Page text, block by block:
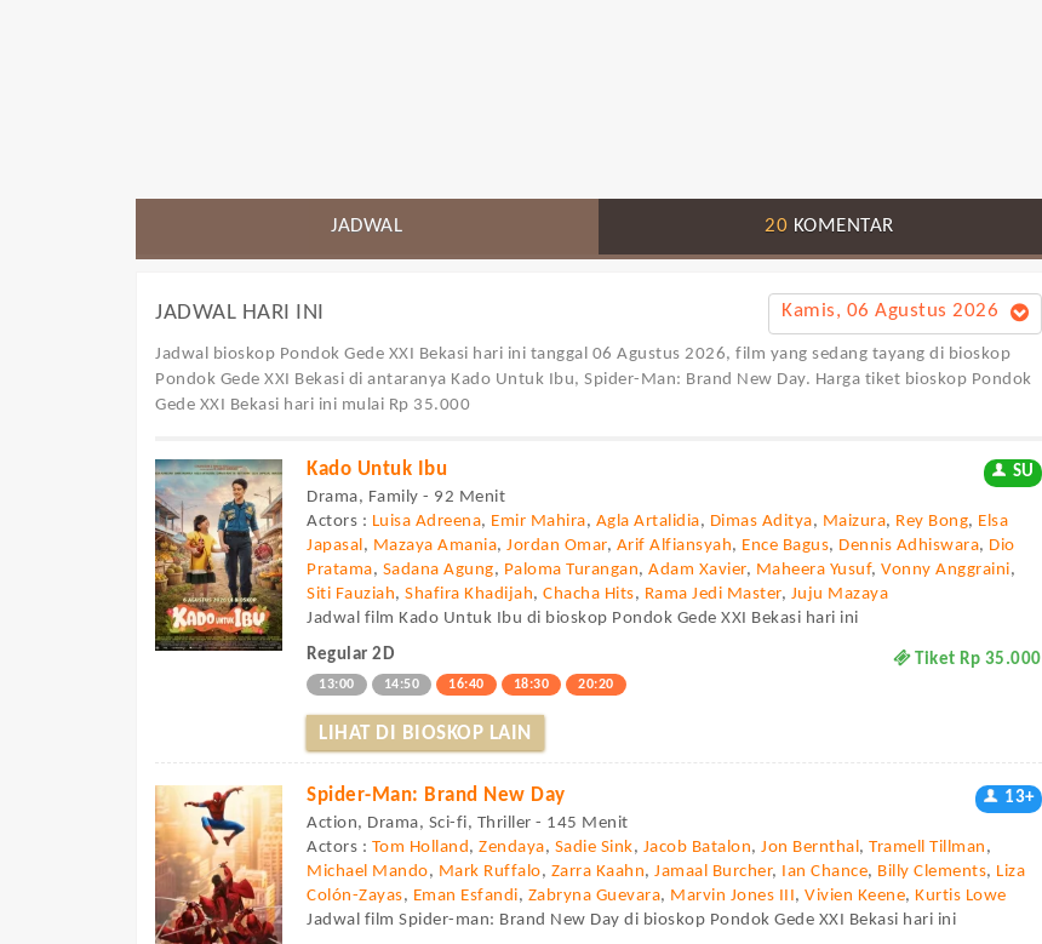
JADWAL 20 KOMENTAR
JADWAL HARI INI Kamis, 06 Agustus 2026
Jadwal bioskop Pondok Gede XXI Bekasi hari ini tanggal 06 Agustus 2026, film yang sedang tayang di bioskop
Pondok Gede XXI Bekasi di antaranya Kado Untuk Ibu, Spider-Man: Brand New Day. Harga tiket bioskop Pondok
Gede XXI Bekasi hari ini mulai Rp 35.000
Kado Untuk Ibu
SU
Drama, Family - 92 Menit
Actors : Luisa Adreena, Emir Mahira, Agla Artalidia, Dimas Aditya, Maizura, Rey Bong, Elsa
Japasal, Mazaya Amania,Jordan Omar, Arif Alfiansyah, Ence Bagus, Dennis Adhiswara, Dio
Pratama, Sadana Agung, Paloma Turangan,Adam Xavier, Maheera Yusuf,Vonny Anggraini,
Siti Fauziah,Shafira Khadijah,Chacha Hits, Rama Jedi Master, Juju Mazaya
Jadwal film Kado Untuk Ibu di bioskop Pondok Gede XXI Bekasi hari ini
Regular 2D
Tiket Rp 35.000
13:00 14:50 16:40 18:30 20:20
LIHAT DI BIOSKOP LAIN
Spider-Man: Brand New Day
13+
Action, Drama, Sci-fi, Thriller - 145 Menit
Actors : Tom Holland,Zendaya, Sadie Sink, Jacob Batalon,Jon Bernthal,Tramell Tillman ,
Michael Mando, Mark Ruffalo, Zarra Kaahn,Jamaal Burcher, Ian Chance, Billy Clements, Liza
Colón-Zayas, Eman Esfandi, Zabryna Guevara, Marvin Jones III,Vivien Keene,Kurtis Lowe
Jadwal film Spider-man: Brand New Day di bioskop Pondok Gede XXI Bekasi hari ini